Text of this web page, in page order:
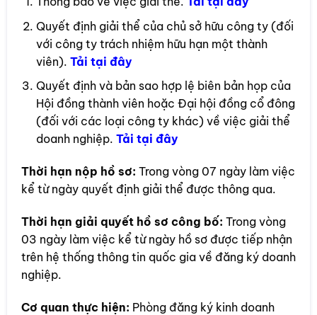
Quyết định giải thể của chủ sở hữu công ty (đối
với công ty trách nhiệm hữu hạn một thành
viên). Tải tại đây
Quyết định và bản sao hợp lệ biên bản họp của
Hội đồng thành viên hoặc Đại hội đồng cổ đông
(đối với các loại công ty khác) về việc giải thể
doanh nghiệp. Tải tại đây
Thời hạn nộp hồ sơ: Trong vòng 07 ngày làm việc
kể từ ngày quyết định giải thể được thông qua.
Thời hạn giải quyết hồ sơ công bố: Trong vòng
03 ngày làm việc kể từ ngày hồ sơ được tiếp nhận
trên hệ thống thông tin quốc gia về đăng ký doanh
nghiệp.
Cơ quan thực hiện: Phòng đăng ký kinh doanh